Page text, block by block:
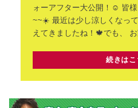
ォーアフター大公開！☺️ 皆
~~☀️最近は少し涼しくなっ
えてきましたね！🍁でも、
続きはこ